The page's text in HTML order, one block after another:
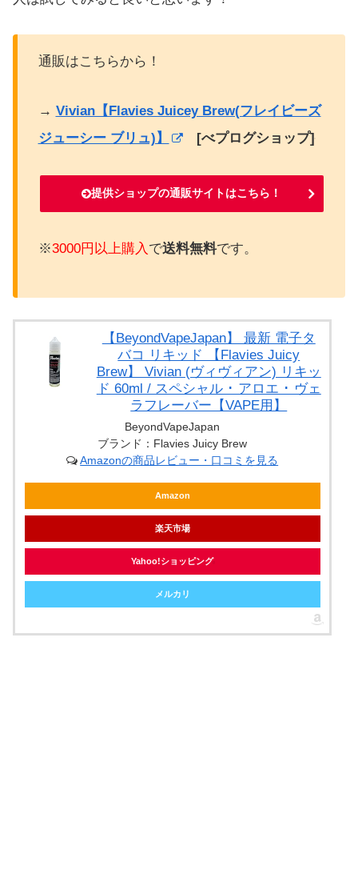
通販はこちらから！
→ Vivian【Flavies Juicey Brew(フレイビーズ
ジューシー ブリュ)】
[べプログショップ]
提供ショップの通販サイトはこちら！
※3000円以上購入 で送料無料です。
【BeyondVapeJapan】 最新 電子タ
バコ リキッド 【Flavies Juicy
Brew】 Vivian (ヴィヴィアン) リキッ
ド 60ml / スペシャル ･ アロエ ･ ヴェ
ラフレーバー【VAPE用】
BeyondVapeJapan
ブランド：Flavies Juicy Brew
Amazonの商品レビュー・口コミを見る
Amazon
楽天市場
Yahoo!ショッピング
メルカリ